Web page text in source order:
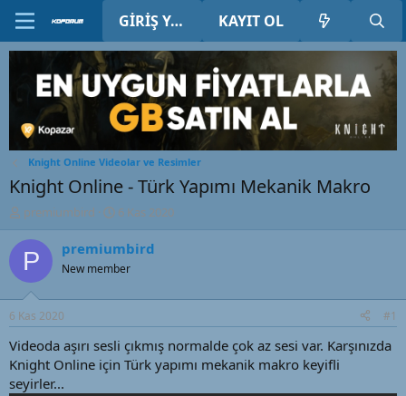
GIRIŞ YAP KAYIT OL
Knight Online Videolar ve Resimler
Knight Online - Türk Yapımı Mekanik Makro
K
o
n
u
u
B
a
ş
a
t
premiumbird
B
a
ş
a
ı
ç
a
r
6 Kas 2020
P premiumbird
New member
6 Kas 2020 #1
Videoda aşırı sesli çıkmış normalde çok az sesi var. Karşınızda
Knight Online için Türk yapımı mekanik makro keyifli
seyirler...